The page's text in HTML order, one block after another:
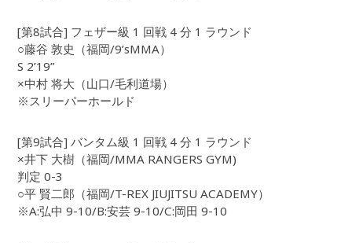
[第8試合] フェザー級 1 回戦 4 分 1 ラウンド
○藤谷 敦史（福岡/9’sMMA）
S 2’19”
×中村 将大（山口/毛利道場）
※スリーパーホールド
[第9試合] バンタム級 1 回戦 4 分 1 ラウンド
×井下 大樹（福岡/MMA RANGERS GYM)
判定 0-3
○平 賢二郎（福岡/T-REX JIUJITSU ACADEMY）
※A:弘中 9-10/B:安芸 9-10/C:岡田 9-10